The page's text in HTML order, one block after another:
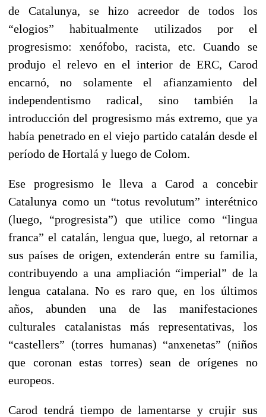
de Catalunya, se hizo acreedor de todos los
“elogios” habitualmente utilizados por el
progresismo: xenófobo, racista, etc. Cuando se
produjo el relevo en el interior de ERC, Carod
encarnó, no solamente el afianzamiento del
independentismo radical, sino también la
introducción del progresismo más extremo, que ya
había penetrado en el viejo partido catalán desde el
período de Hortalá y luego de Colom.
Ese progresismo le lleva a Carod a concebir
Catalunya como un “totus revolutum” interétnico
(luego, “progresista”) que utilice como “lingua
franca” el catalán, lengua que, luego, al retornar a
sus países de origen, extenderán entre su familia,
contribuyendo a una ampliación “imperial” de la
lengua catalana. No es raro que, en los últimos
años, abunden una de las manifestaciones
culturales catalanistas más representativas, los
“castellers” (torres humanas) “anxenetas” (niños
que coronan estas torres) sean de orígenes no
europeos.
Carod tendrá tiempo de lamentarse y crujir sus